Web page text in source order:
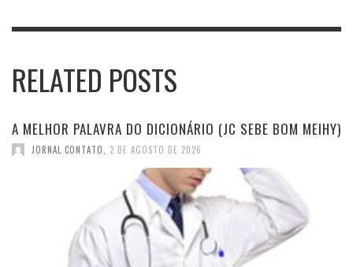
RELATED POSTS
A MELHOR PALAVRA DO DICIONÁRIO (JC SEBE BOM MEIHY)
JORNAL CONTATO, 2 DE AGOSTO DE 2026